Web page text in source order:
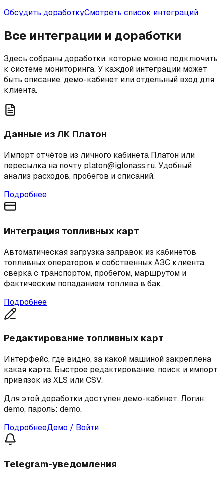
Обсудить доработкуСмотреть список интеграций
Все интеграции и доработки
Здесь собраны доработки, которые можно подключить
к системе мониторинга. У каждой интеграции может
быть описание, демо-кабинет или отдельный вход для
клиента.
Данные из ЛК Платон
Импорт отчётов из личного кабинета Платон или
пересылка на почту platon@iglonass.ru. Удобный
анализ расходов, пробегов и списаний.
Подробнее
Интеграция топливных карт
Автоматическая загрузка заправок из кабинетов
топливных операторов и собственных АЗС клиента,
сверка с транспортом, пробегом, маршрутом и
фактическим попаданием топлива в бак.
Подробнее
Редактирование топливных карт
Интерфейс, где видно, за какой машиной закреплена
какая карта. Быстрое редактирование, поиск и импорт
привязок из XLS или CSV.
Для этой доработки доступен демо-кабинет. Логин:
demo, пароль: demo.
ПодробнееДемо / Войти
Telegram-уведомления